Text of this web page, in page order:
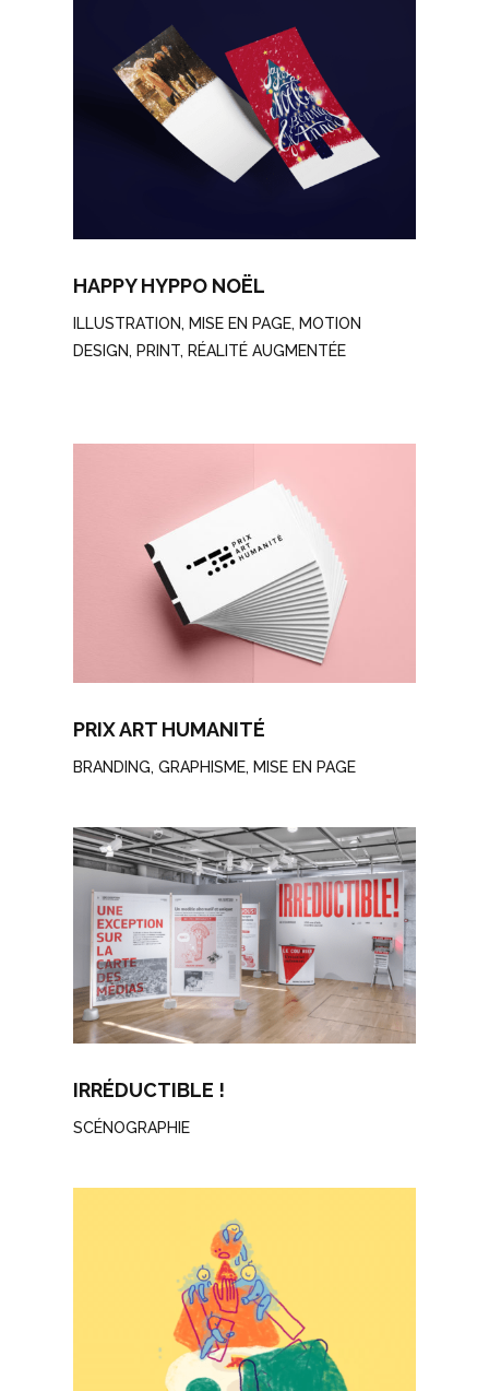
HAPPY HYPPO NOËL
ILLUSTRATION, MISE EN PAGE, MOTION
DESIGN, PRINT, RÉALITÉ AUGMENTÉE
PRIX ART HUMANITÉ
BRANDING,GRAPHISME, MISE EN PAGE
IRRÉDUCTIBLE !
SCÉNOGRAPHIE